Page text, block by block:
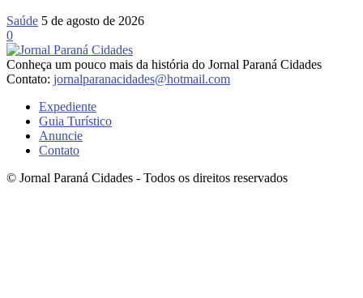
Saúde 5 de agosto de 2026
0
Conheça um pouco mais da história do Jornal Paraná Cidades
Contato: jornalparanacidades@hotmail.com
Expediente
Guia Turístico
Anuncie
Contato
© Jornal Paraná Cidades - Todos os direitos reservados